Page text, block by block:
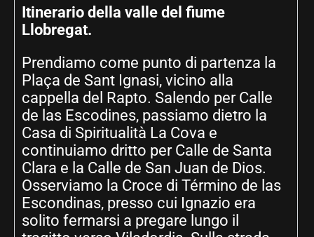
Itinerario della valle del fiume
Llobregat.
Prendiamo come punto di partenza la
Plaça de Sant Ignasi, vicino alla
cappella del Rapto. Salendo per Calle
de las Escodines, passiamo dietro la
Casa di Spiritualità La Cova e
continuiamo dritto per Calle de Santa
Clara e la Calle de San Juan de Dios.
Osserviamo la Croce di Término de las
Escondinas, presso cui Ignazio era
solito fermarsi a pregare lungo il